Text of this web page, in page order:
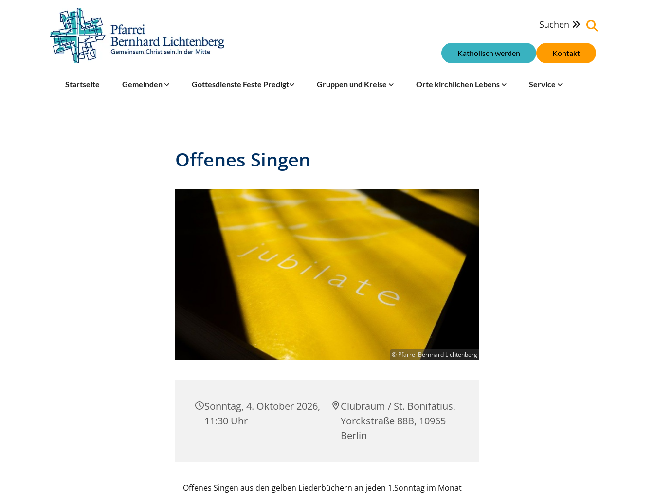
Suchen 
Kontakt
Katholisch werden
Startseite Gemeinden Gottesdienste Feste Predigt Gruppen und Kreise Orte kirchlichen Lebens Service
Offenes Singen
© Pfarrei Bernhard Lichtenberg
Sonntag, 4. Oktober 2026,
11:30 Uhr
Clubraum / St. Bonifatius,
Yorckstraße 88B, 10965
Berlin
Offenes Singen aus den gelben Liederbüchern an jeden 1.Sonntag im Monat